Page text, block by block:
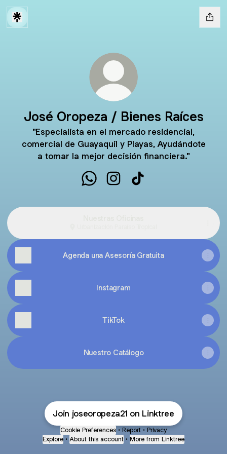
José Oropeza / Bienes Raíces
"Especialista en el mercado residencial,
comercial de Guayaquil y Playas, Ayudándote
a tomar la mejor decisión financiera."
Agenda una Asesoría Gratuita
Instagram
TikTok
Nuestro Catálogo
Join joseoropeza21 on Linktree
Cookie Preferences • Report • Privacy
Explore • About this account • More from Linktree